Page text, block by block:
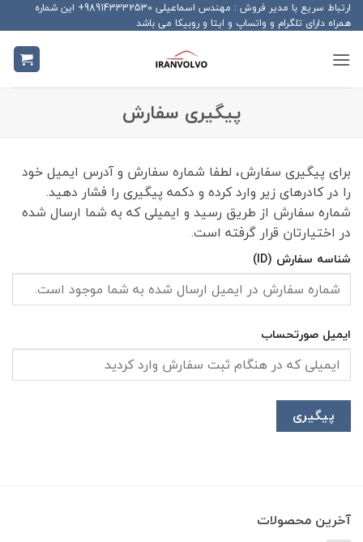
Skip
to
content
ارتباط سریع با مدیر فروش : مهندس اسماعیلی 989143332530+ این شماره
همراه دارای تلگرام و واتساپ و ایتا و روبیکا می باشد
پیگیری سفارش
برای پیگیری سفارش، لطفا شماره سفارش و آدرس ایمیل خود
را در کادرهای زیر وارد کرده و دکمه پیگیری را فشار دهید.
شماره سفارش از طریق رسید و ایمیلی که به شما ارسال شده
در اختیارتان قرار گرفته است.
شناسه سفارش (ID)
ایمیل صورتحساب
پیگیری
آخرین محصولات